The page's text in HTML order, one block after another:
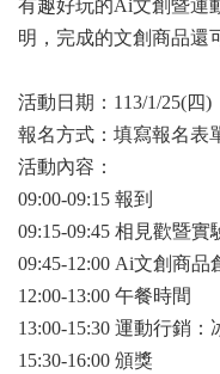
有趣好玩的Ai文創暨運
明，完成的文創商品還
活動日期：113/1/25(四)
報名方式：填寫報名表
活動內容：
09:00-09:15 報到
09:15-09:45 相見歡暨實
09:45-12:00 Ai文創商品
12:00-13:00 午餐時間
13:00-15:30 運動行銷
15:30-16:00 頒獎